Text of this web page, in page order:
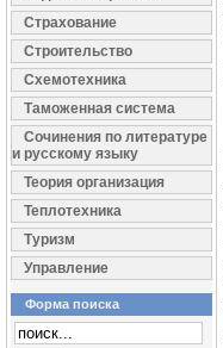
Страхование
Строительство
Схемотехника
Таможенная система
Сочинения по литературе
и русскому языку
Теория организация
Теплотехника
Туризм
Управление
Форма поиска